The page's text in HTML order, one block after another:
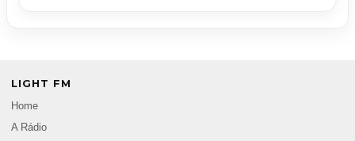
LIGHT FM
Home
A Rádio